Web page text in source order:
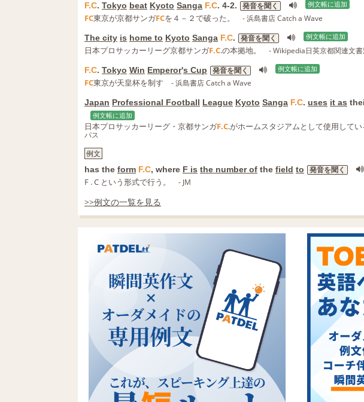
F.C. Tokyo beat Kyoto Sanga F.C. 4-2. 発音を聞く 例文帳に追加
FC東京が京都サンガFCを４－２で破った。 - 浜島書店 Catch a Wave
The city is home to Kyoto Sanga F.C. 発音を聞く 例文帳に追加
日本プロサッカーリーグ京都サンガF.C.の本拠地。 - Wikipedia日英京都関連文
F.C. Tokyo Win Emperor's Cup 発音を聞く 例文帳に追加
FC東京が天皇杯を制す - 浜島書店 Catch a Wave
Japan Professional Football League Kyoto Sanga F.C. uses it as
例文帳に追加
日本プロサッカーリーグ・京都サンガF.C.がホームスタジアムとして使用してい
パス
例文
has the form F.C, where F is the number of the field to 発音を聞く
F . C という形式で行う。 - JM
>>例文の一覧を見る